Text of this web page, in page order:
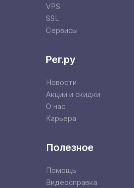
VPS
SSL
Сервисы
Рег.ру
Новости
Акции и скидки
О нас
Карьера
Полезное
Помощь
Видеосправка